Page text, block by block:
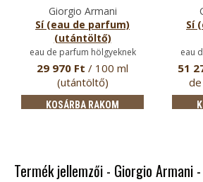
Giorgio Armani
Sí (eau de parfum)
(utántöltő)
eau de parfum hölgyeknek
29 970 Ft / 100 ml
(utántöltő)
KOSÁRBA RAKOM
Sí
eau
51
Termék jellemzői - Giorgio Armani